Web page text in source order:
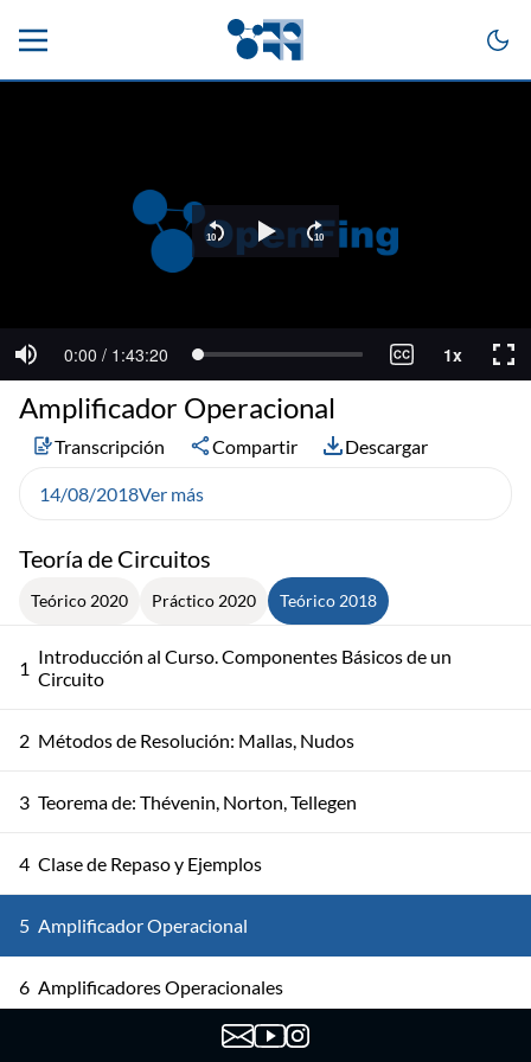
Teoría de Circuitos
Teórico 2020 Práctico 2020 Teórico 2018
1 Introducción al Curso. Componentes Básicos de un
Circuito
2 Métodos de Resolución: Mallas, Nudos
3 Teorema de: Thévenin, Norton, Tellegen
4 Clase de Repaso y Ejemplos
5 Amplificador Operacional
6 Amplificadores Operacionales
Comparadores. Introducción a Fasores
Amplificador Operacional
Transcripción Compartir Descargar
14/08/2018Ver más